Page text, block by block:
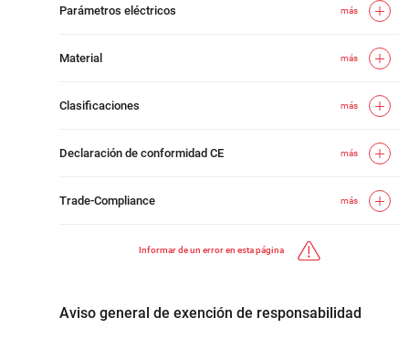
Parámetros eléctricos más
Material más
Clasificaciones más
Declaración de conformidad CE más
Trade-Compliance más
Informar de un error en esta página
Aviso general de exención de responsabilidad